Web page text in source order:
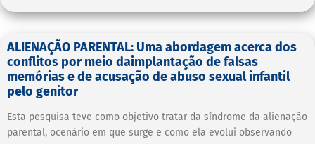
ALIENAÇÃO PARENTAL: Uma abordagem acerca dos
conflitos por meio daimplantação de falsas
memórias e de acusação de abuso sexual infantil
pelo genitor
Esta pesquisa teve como objetivo tratar da síndrome da alienação
parental, ocenário em que surge e como ela evolui observando